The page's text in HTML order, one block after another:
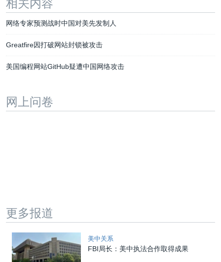
相关内容
网络专家预测战时中国对美先发制人
Greatfire因打破网站封锁被攻击
美国编程网站GitHub疑遭中国网络攻击
网上问卷
更多报道
美中关系
FBI局长：美中执法合作取得成果